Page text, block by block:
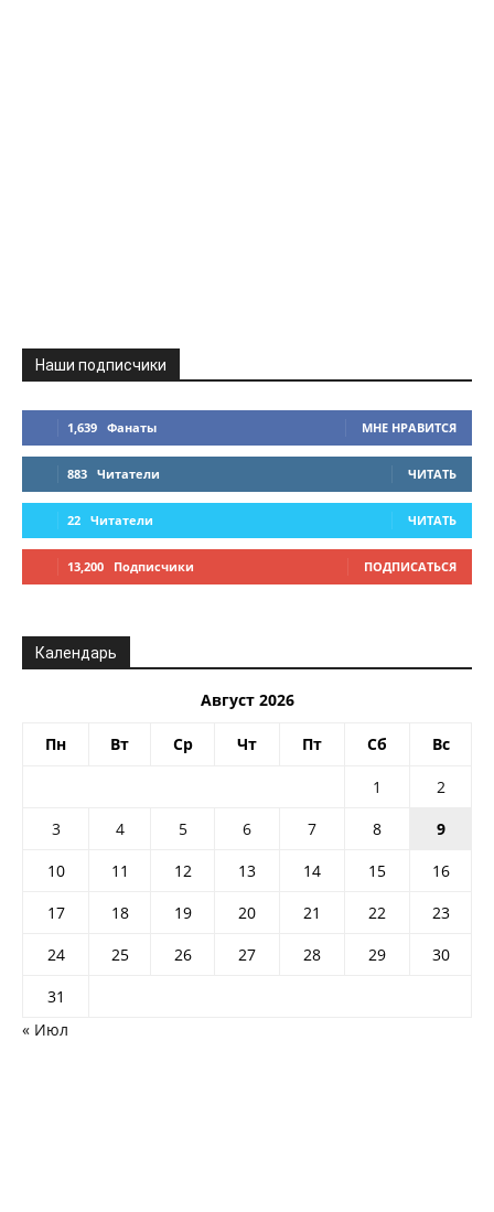
Наши подписчики
1,639 Фанаты МНЕ НРАВИТСЯ
883 Читатели ЧИТАТЬ
22 Читатели ЧИТАТЬ
13,200 Подписчики ПОДПИСАТЬСЯ
Календарь
Август 2026
Пн Вт Ср Чт Пт Сб Вс
1
2
3
4 5 6 7 8
9
10
11 12 13 14 15
16
17
18 19 20 21 22
23
24
25 26 27 28 29
30
31
« Июл